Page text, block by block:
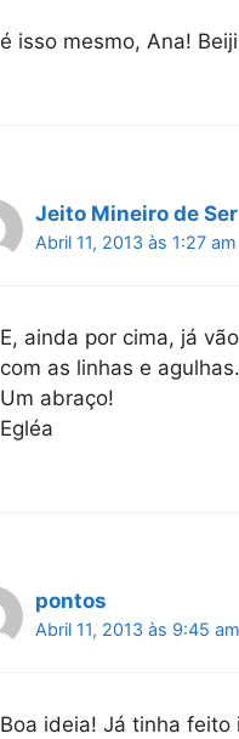
é isso mesmo, Ana!
Jeito Mineiro de Ser
Abril 11, 2013 às 1:27 am
E, ainda por cima, já
com as linhas e
Um abraço!
Egléa
pontos
Abril 11, 2013 às 9:45 am
Boa ideia! Já tinha